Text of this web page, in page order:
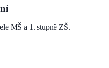
MŠ a 1. stupně ZŠ.